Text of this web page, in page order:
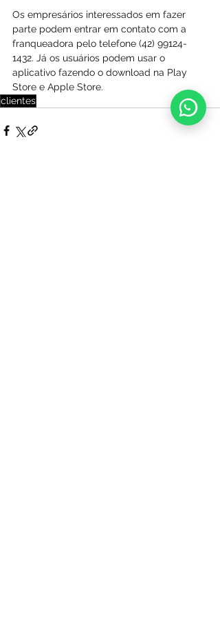
Os empresários interessados em fazer
parte podem entrar em contato com a
franqueadora pelo telefone (42) 99124-
1432. Já os usuários podem usar o
aplicativo fazendo o download na Play
Store e Apple Store.
clientes